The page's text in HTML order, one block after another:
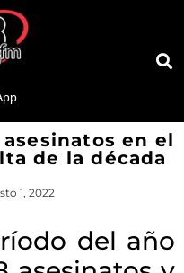
en el
de la década
1, 2022
del año